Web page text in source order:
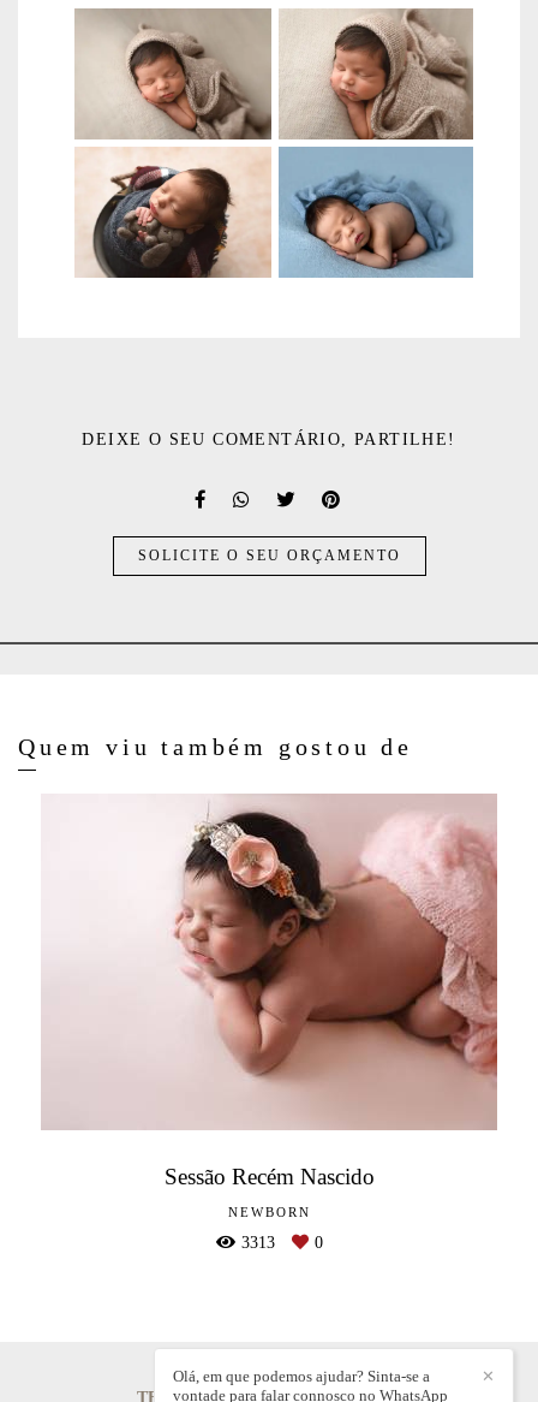
DEIXE O SEU COMENTÁRIO, PARTILHE!
SOLICITE O SEU ORÇAMENTO
Quem viu também gostou de
Sessão Recém Nascido
NEWBORN
3313 0
TELMO CARQUEJO/CONTACTO
✕
Olá, em que podemos ajudar? Sinta-se a
vontade para falar connosco no WhatsApp